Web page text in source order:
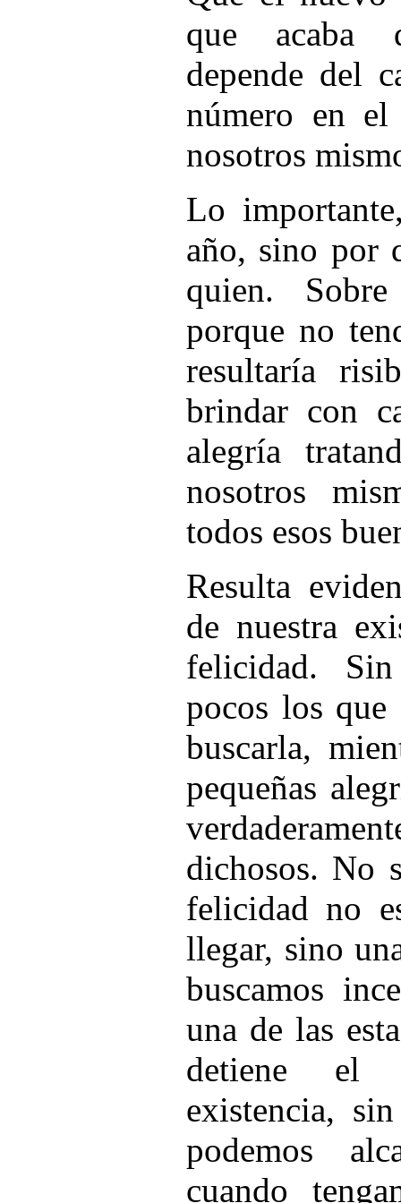
que acaba
depende del
número en
nosotros
Lo
año, sino por
quien.
porque no
resultaría
brindar con
alegría
nosotros
todos esos
Resulta
de nuestra
felicidad.
pocos los que
buscarla,
pequeñas
dichosos. No
felicidad no
llegar, sino
buscamos
una de las
detiene el
existencia,
podemos
cuando